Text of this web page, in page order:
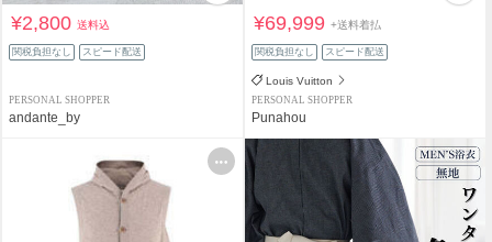
¥2,800送料込
関税負担なし スピード配送
PERSONAL SHOPPER
andante_by
¥69,999+送料着払
関税負担なし スピード配送
Louis Vuitton
PERSONAL SHOPPER
Punahou